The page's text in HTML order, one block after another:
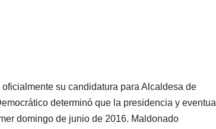
su candidatura para Alcaldesa de
determinó que la presidencia y eventual
domingo de junio de 2016. Maldonado